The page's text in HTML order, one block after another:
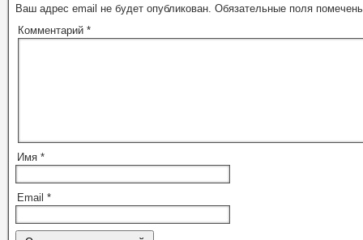
Ваш адрес email не будет опубликован. Обязательные поля
Комментарий *
Имя *
Email *